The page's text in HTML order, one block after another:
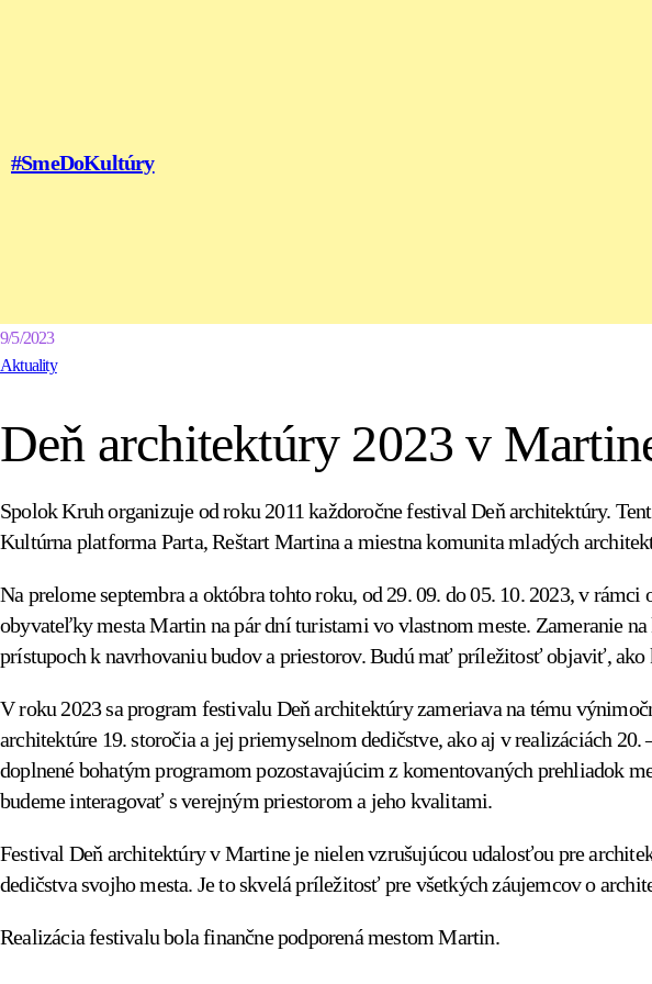
#SmeDoKultúry
9/5/2023
Aktuality
Deň architektúry 2023 v
Spolok Kruh organizuje od roku 2011 každoročne festival Deň architektúry.
Kultúrna platforma Parta, Reštart Martina a miestna komunita mladých
Na prelome septembra a októbra tohto roku, od 29. 09. do 05. 10. 2023, v
obyvateľky mesta Martin na pár dní turistami vo vlastnom meste. Zameranie
prístupoch k navrhovaniu budov a priestorov. Budú mať príležitosť objaviť,
V roku 2023 sa program festivalu Deň architektúry zameriava na tému
architektúre 19. storočia a jej priemyselnom dedičstve, ako aj v realizáciách
doplnené bohatým programom pozostavajúcim z komentovaných prehliadok
budeme interagovať s verejným priestorom a jeho kvalitami.
Festival Deň architektúry v Martine je nielen vzrušujúcou udalosťou pre
dedičstva svojho mesta. Je to skvelá príležitosť pre všetkých záujemcov o
Realizácia festivalu bola finančne podporená mestom Martin.